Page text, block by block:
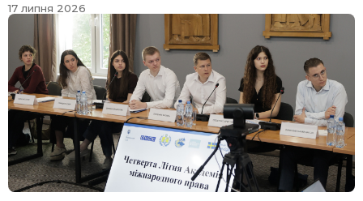
17 липня 2026